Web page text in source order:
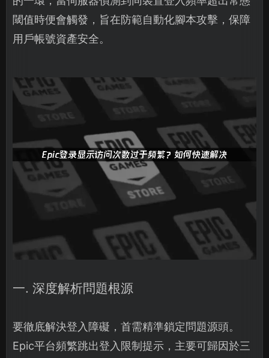
閾值時便會觸發，旨在防範自動化腳本攻擊，保障
用戶帳號資產安全。
一. 深度解析問題根源
要徹底解決登入障礙，首需精準鎖定問題源頭。
Epic平台頻繁跳出登入限制提示，主要可歸因於三